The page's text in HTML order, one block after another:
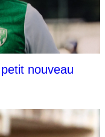
nouveau